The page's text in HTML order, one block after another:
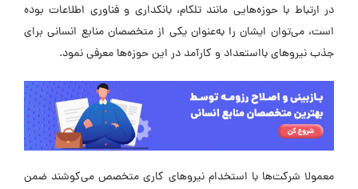
در ارتباط با حوزه‌هایی مانند تلکام، بانکداری و فناوری اطلاعات بوده
است، می‌توان ایشان را به‌عنوان یکی از متخصصان منابع انسانی برای
جذب نیروهای بااستعداد و کارآمد در این حوزه‌ها معرفی نمود.
معمولا شرکت‌ها با استخدام نیروهای کاری متخصص می‌کوشند ضمن